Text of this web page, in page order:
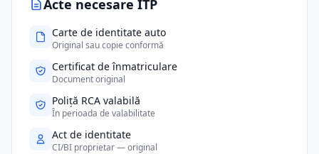
Acte necesare ITP
Carte de identitate auto
Original sau copie conformă
Certificat de înmatriculare
Document original
Poliță RCA valabilă
În perioada de valabilitate
Act de identitate
CI/BI proprietar — original